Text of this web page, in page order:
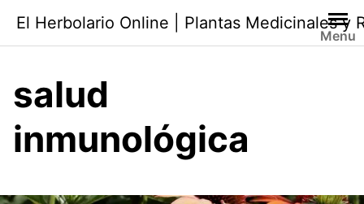
contenido
El Herbolario Online | Plantas Medicinales y
Menu
salud
inmunológica